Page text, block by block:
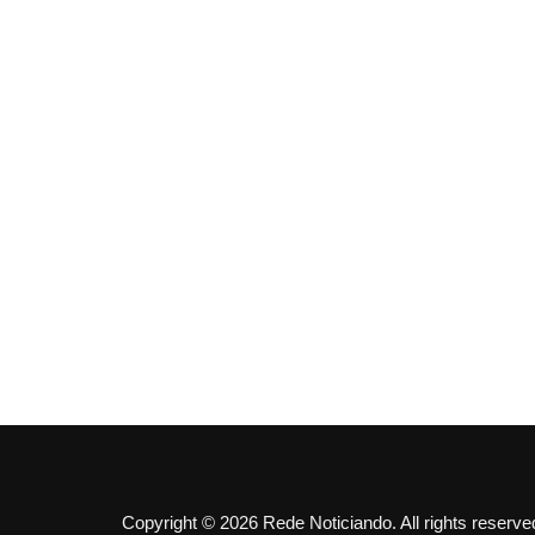
Copyright © 2026 Rede Noticiando. All rights